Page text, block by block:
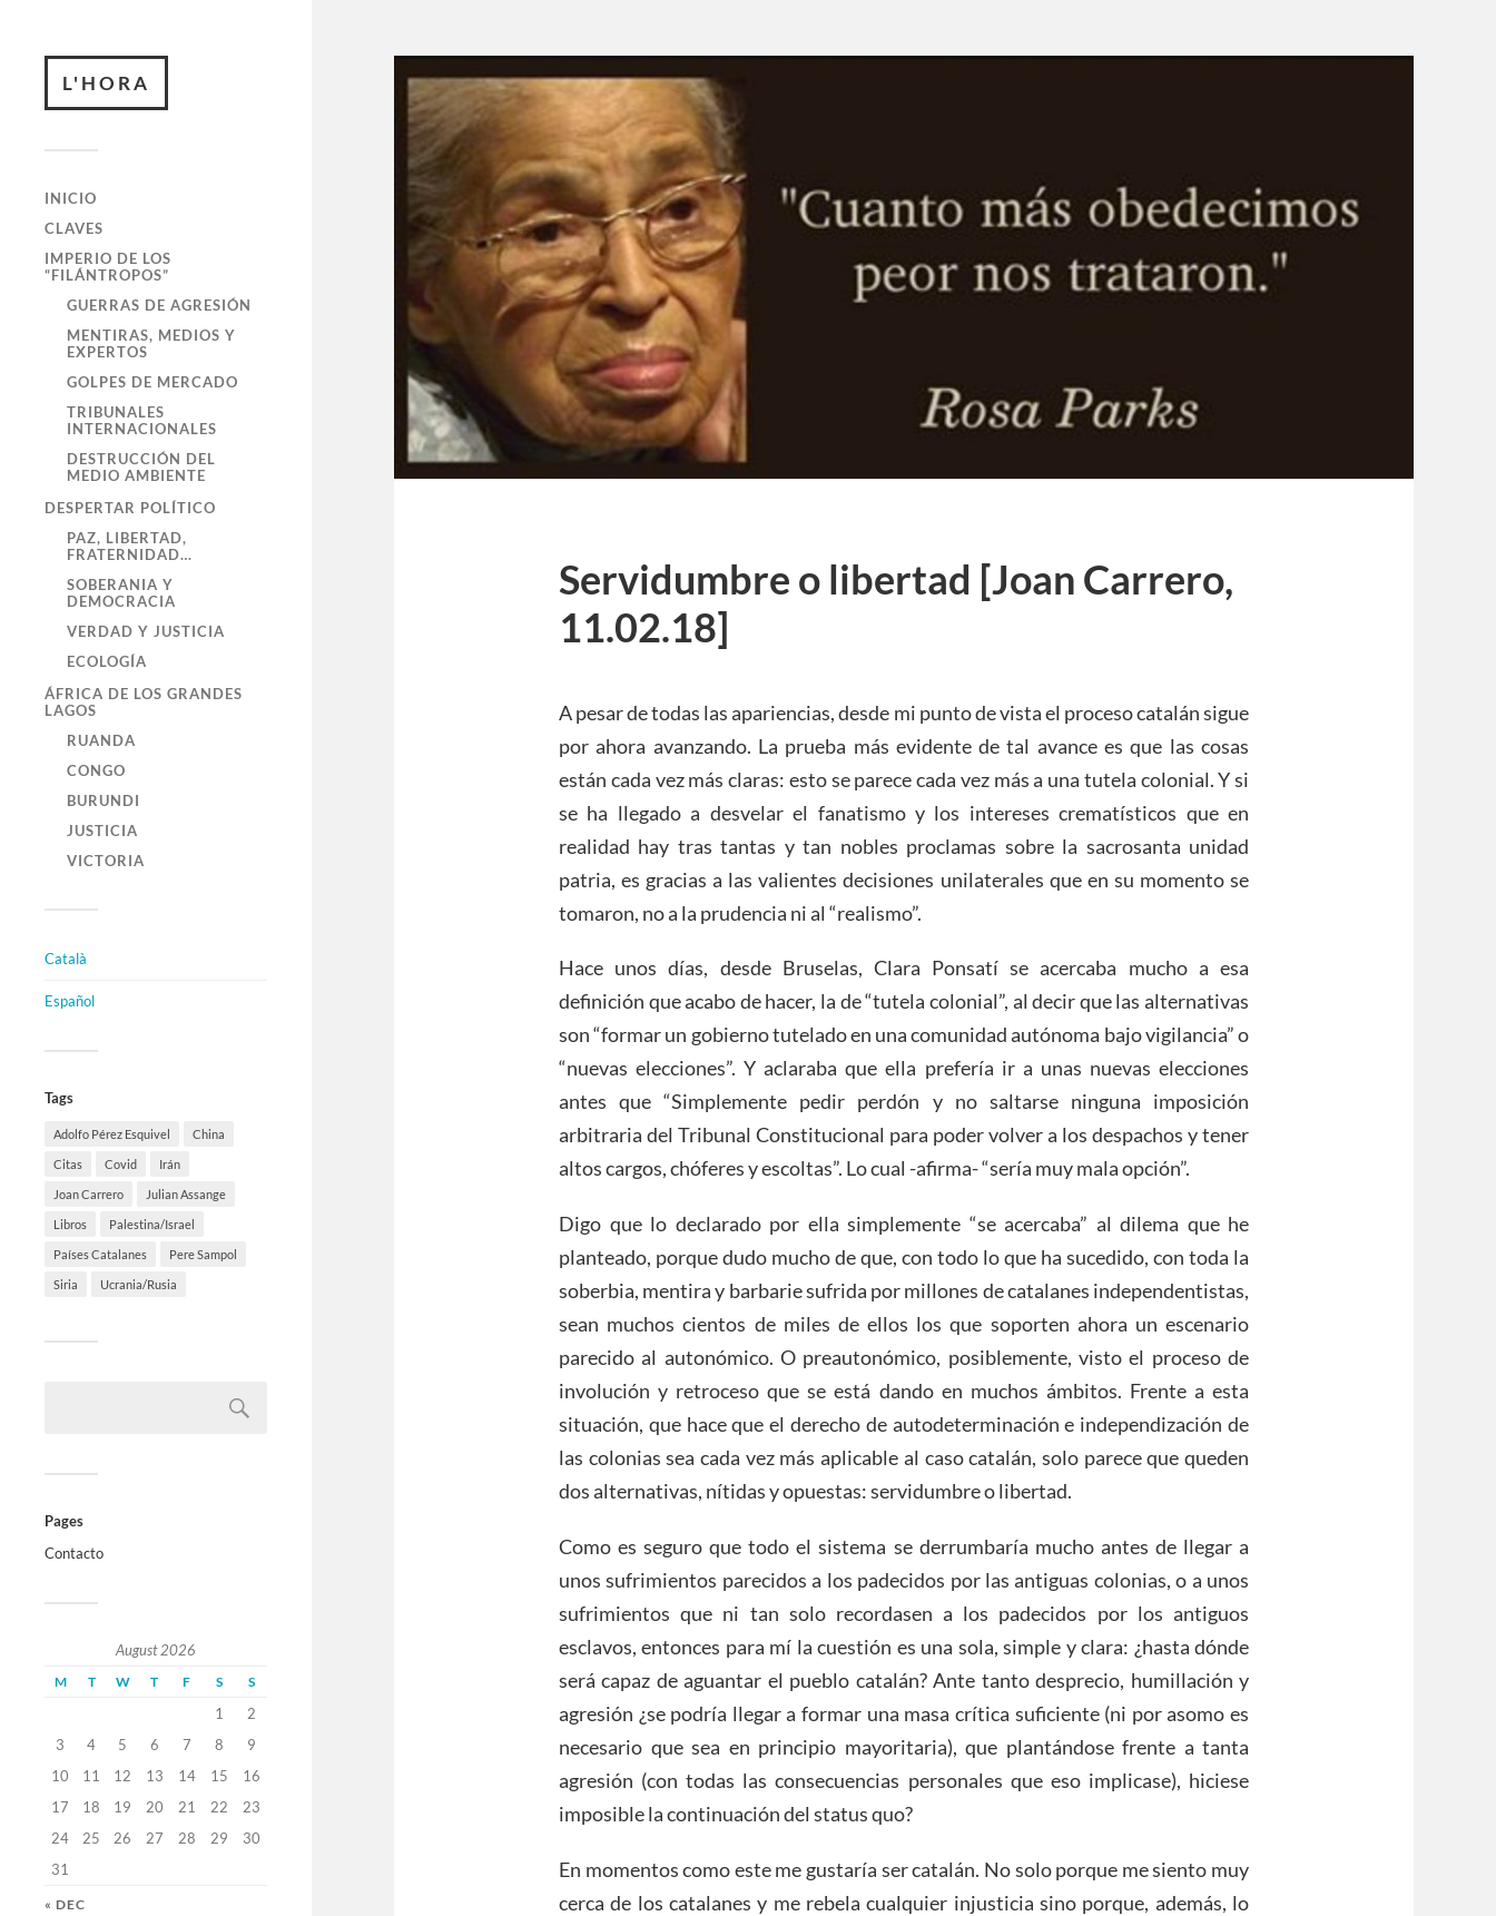
L'HORA
INICIO
CLAVES
IMPERIO DE LOS
“FILÁNTROPOS”
GUERRAS DE AGRESIÓN
MENTIRAS, MEDIOS Y
EXPERTOS
GOLPES DE MERCADO
TRIBUNALES
INTERNACIONALES
DESTRUCCIÓN DEL
MEDIO AMBIENTE
DESPERTAR POLÍTICO
PAZ, LIBERTAD,
FRATERNIDAD…
SOBERANIA Y
DEMOCRACIA
VERDAD Y JUSTICIA
ECOLOGÍA
ÁFRICA DE LOS GRANDES
LAGOS
RUANDA
CONGO
BURUNDI
JUSTICIA
VICTORIA
Català
Español
Tags
Adolfo Pérez Esquivel China
Citas Covid Irán
Joan Carrero Julian Assange
Libros Palestina/Israel
Países Catalanes Pere Sampol
Siria Ucrania/Rusia
Pages
Contacto
August 2026
M T W T F S S
1
2
3
4 5 6 7 8
9
10
11 12 13 14 15
16
17
18 19 20 21 22
23
24
25 26 27 28 29
30
31
« DEC
Servidumbre o libertad [Joan Carrero,
11.02.18]
A pesar de todas las apariencias, desde mi punto de vista el proceso catalán sigue
por ahora avanzando. La prueba más evidente de tal avance es que las cosas
están cada vez más claras: esto se parece cada vez más a una tutela colonial. Y si
se ha llegado a desvelar el fanatismo y los intereses crematísticos que en
realidad hay tras tantas y tan nobles proclamas sobre la sacrosanta unidad
patria, es gracias a las valientes decisiones unilaterales que en su momento se
tomaron, no a la prudencia ni al “realismo”.
Hace unos días, desde Bruselas, Clara Ponsatí se acercaba mucho a esa
definición que acabo de hacer, la de “tutela colonial”, al decir que las alternativas
son “formar un gobierno tutelado en una comunidad autónoma bajo vigilancia” o
“nuevas elecciones”. Y aclaraba que ella prefería ir a unas nuevas elecciones
antes que “Simplemente pedir perdón y no saltarse ninguna imposición
arbitraria del Tribunal Constitucional para poder volver a los despachos y tener
altos cargos, chóferes y escoltas”. Lo cual -afirma- “sería muy mala opción”.
Digo que lo declarado por ella simplemente “se acercaba” al dilema que he
planteado, porque dudo mucho de que, con todo lo que ha sucedido, con toda la
soberbia, mentira y barbarie sufrida por millones de catalanes independentistas,
sean muchos cientos de miles de ellos los que soporten ahora un escenario
parecido al autonómico. O preautonómico, posiblemente, visto el proceso de
involución y retroceso que se está dando en muchos ámbitos. Frente a esta
situación, que hace que el derecho de autodeterminación e independización de
las colonias sea cada vez más aplicable al caso catalán, solo parece que queden
dos alternativas, nítidas y opuestas: servidumbre o libertad.
Como es seguro que todo el sistema se derrumbaría mucho antes de llegar a
unos sufrimientos parecidos a los padecidos por las antiguas colonias, o a unos
sufrimientos que ni tan solo recordasen a los padecidos por los antiguos
esclavos, entonces para mí la cuestión es una sola, simple y clara: ¿hasta dónde
será capaz de aguantar el pueblo catalán? Ante tanto desprecio, humillación y
agresión ¿se podría llegar a formar una masa crítica suficiente (ni por asomo es
necesario que sea en principio mayoritaria), que plantándose frente a tanta
agresión (con todas las consecuencias personales que eso implicase), hiciese
imposible la continuación del status quo?
En momentos como este me gustaría ser catalán. No solo porque me siento muy
cerca de los catalanes y me rebela cualquier injusticia sino porque, además, lo